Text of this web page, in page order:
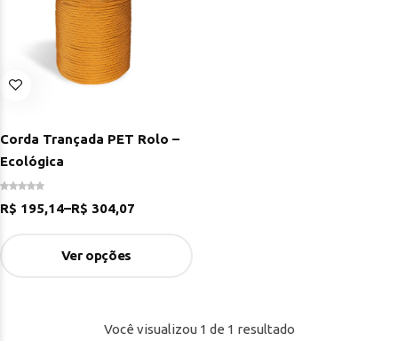
Corda Trançada PET Rolo –
Ecológica
R$ 195,14–R$ 304,07
Ver opções
Você visualizou 1 de 1 resultado